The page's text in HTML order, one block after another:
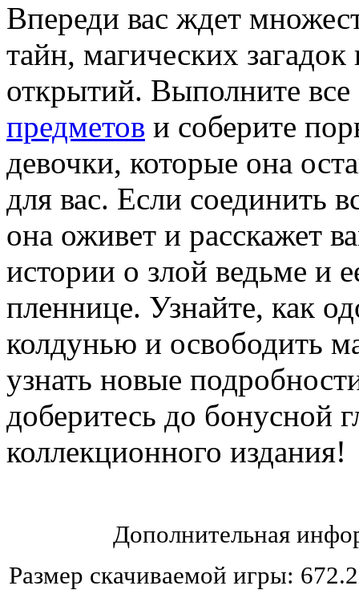
Впереди вас ждет
тайн, магических
открытий. Выполните
предметов и соберите
девочки, которые она
для вас. Если соединить
она оживет и расскажет
истории о злой ведьме и
пленнице. Узнайте, как
колдунью и освободить
узнать новые
доберитесь до бонусной
коллекционного издания!
Дополнительная
Размер скачиваемой игры: